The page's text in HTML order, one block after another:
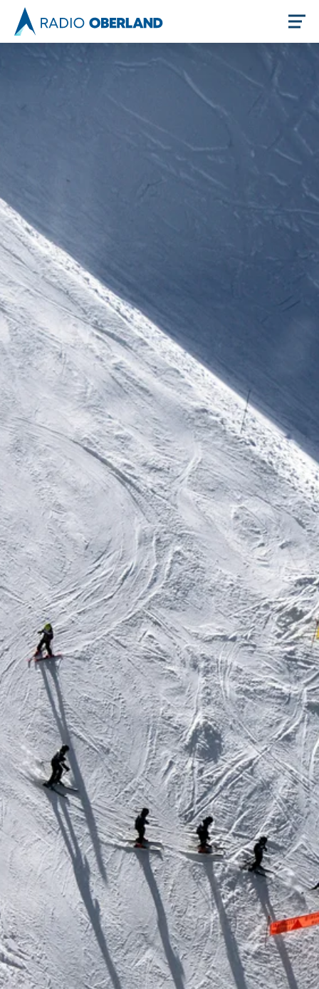
Newsreader
Stellenangebote
Unternehmen
Das geheime Geräusch
Wandern
Fotobox
Amphibienschutz
Team
Programm
Service
Nachgehört
Podcast
Newsletter
Zeit fürs Oberland
Handwerker